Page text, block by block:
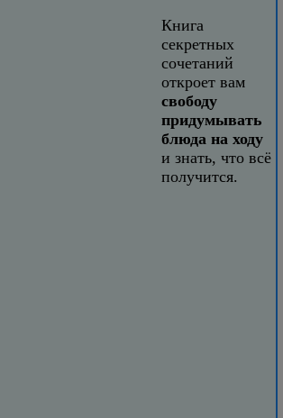
Книга
секретных
сочетаний
откроет вам
свободу
придумывать
блюда на ходу
и знать, что всё
получится.